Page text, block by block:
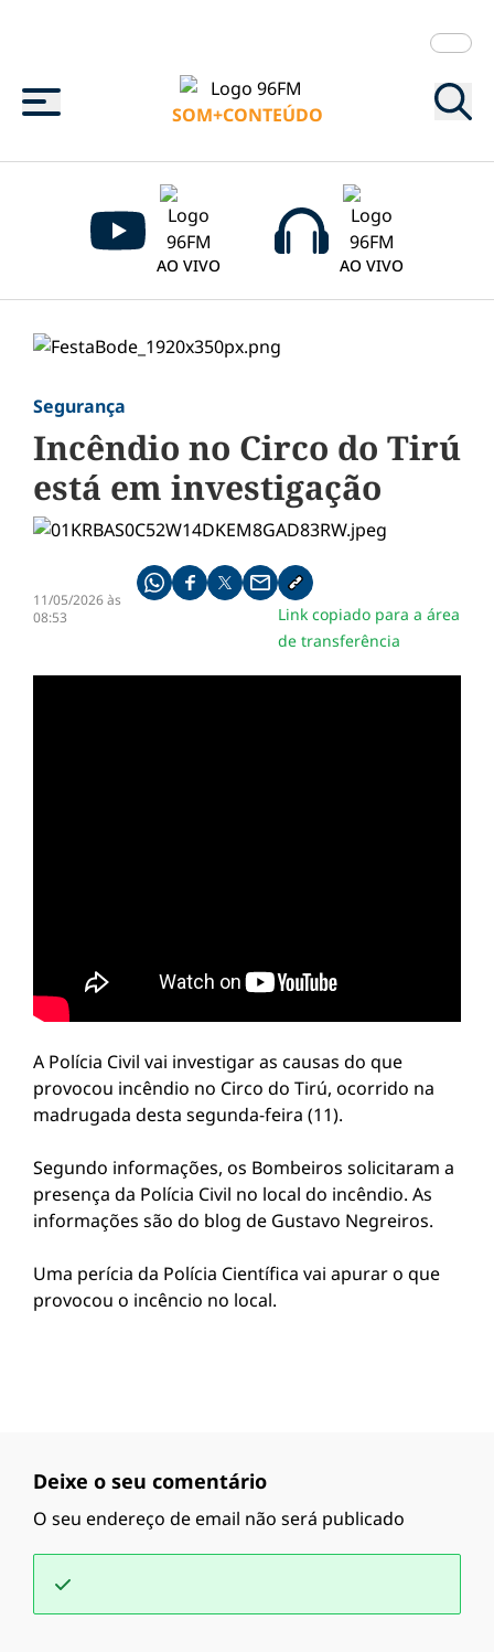
Menu
SOM+CONTEÚDO
AO VIVO AO VIVO
Segurança
Incêndio no Circo do Tirú
está em investigação
11/05/2026 às
08:53
Compartilhe pelo whatsapp
Compartilhar no facebook
Compartilhar no twitter
Compartilhe pelo email
Copiar link da notícia
Link copiado para a área
de transferência
A Polícia Civil vai investigar as causas do que
provocou incêndio no Circo do Tirú, ocorrido na
madrugada desta segunda-feira (11).
Segundo informações, os Bombeiros solicitaram a
presença da Polícia Civil no local do incêndio. As
informações são do blog de Gustavo Negreiros.
Uma perícia da Polícia Científica vai apurar o que
provocou o incêncio no local.
Deixe o seu comentário
O seu endereço de email não será publicado